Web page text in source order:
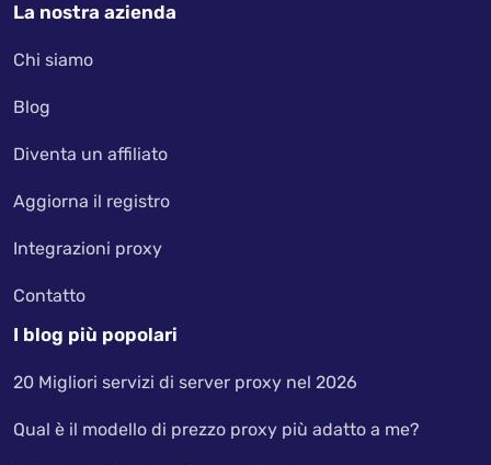
La nostra azienda
Chi siamo
Blog
Diventa un affiliato
Aggiorna il registro
Integrazioni proxy
Contatto
I blog più popolari
20 Migliori servizi di server proxy nel 2026
Qual è il modello di prezzo proxy più adatto a me?